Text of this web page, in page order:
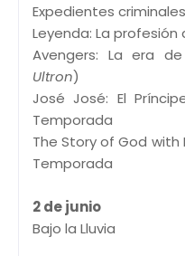
Expedientes
Leyenda: La
Avengers: La era
Ultron)
José José: El
Temporada
The Story of God with
Temporada
2 de junio
Bajo la Lluvia